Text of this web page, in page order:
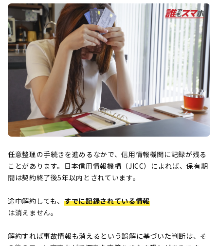
任意整理の手続きを進めるなかで、信用情報機関に記録が残る
ことがあります。日本信用情報機構（JICC）によれば、保有期
間は契約終了後5年以内とされています。
途中解約しても、すでに記録されている情報
は消えません。
解約すれば事故情報も消えるという誤解に基づいた判断は、そ